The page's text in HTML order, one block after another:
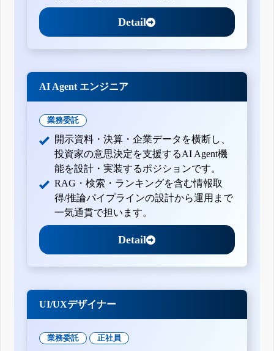
Detail
AI Agent エンジニア
業務委託
開示資料・決算・企業データを横断し、
投資家の意思決定を支援するAI Agent機
能を設計・実装するポジションです。
RAG・検索・ランキングを含む情報取
得/推論パイプラインの設計から運用まで
一気通貫で担います。
Detail
UI/UXデザイナー
業務委託 正社員